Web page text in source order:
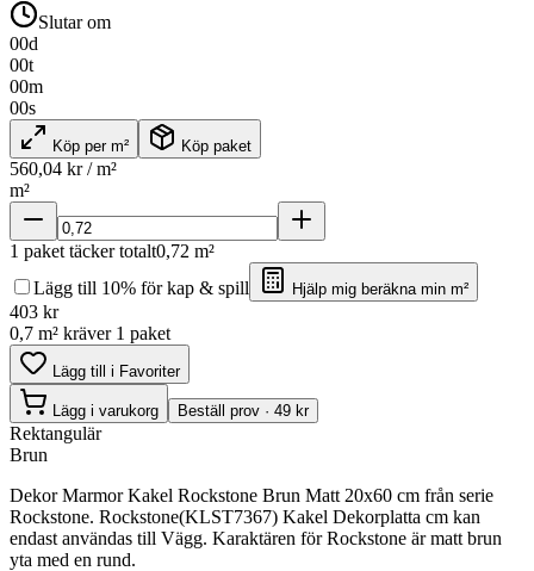
Slutar om
00d
00t
00m
00s
Köp per m² Köp paket
560,04 kr / m²
m²
1 paket täcker totalt0,72 m²
Lägg till 10% för kap & spill
Hjälp mig beräkna min m²
403 kr
0,7 m² kräver 1 paket
Lägg till i Favoriter
Lägg i varukorg Beställ prov · 49 kr
Rektangulär
Brun
Dekor Marmor Kakel Rockstone Brun Matt 20x60 cm från serie
Rockstone. Rockstone(KLST7367) Kakel Dekorplatta cm kan
endast användas till Vägg. Karaktären för Rockstone är matt brun
yta med en rund.